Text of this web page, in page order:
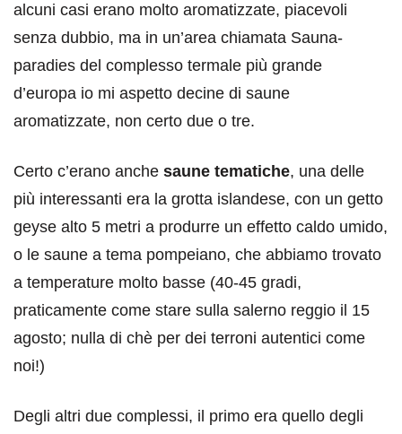
alcuni casi erano molto aromatizzate, piacevoli
senza dubbio, ma in un’area chiamata Sauna-
paradies del complesso termale più grande
d’europa io mi aspetto decine di saune
aromatizzate, non certo due o tre.
Certo c’erano anche saune tematiche, una delle
più interessanti era la grotta islandese, con un getto
geyse alto 5 metri a produrre un effetto caldo umido,
o le saune a tema pompeiano, che abbiamo trovato
a temperature molto basse (40-45 gradi,
praticamente come stare sulla salerno reggio il 15
agosto; nulla di chè per dei terroni autentici come
noi!)
Degli altri due complessi, il primo era quello degli